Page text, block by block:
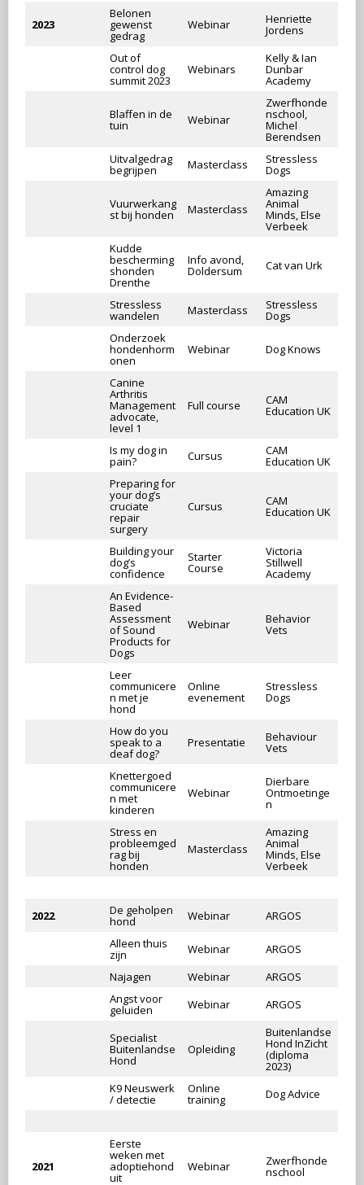
2023
Belonen
gewenst
gedrag
Webinar Henriette
Jordens
Out of
control dog
summit 2023
Webinars
Kelly & Ian
Dunbar
Academy
Blaffen in de
tuin Webinar
Zwerfhonde
nschool,
Michel
Berendsen
Uitvalgedrag
begrijpen Masterclass Stressless
Dogs
Vuurwerkang
st bij honden Masterclass
Amazing
Animal
Minds, Else
Verbeek
Kudde
bescherming
shonden
Drenthe
Info avond,
Doldersum Cat van Urk
Stressless
wandelen Masterclass Stressless
Dogs
Onderzoek
hondenhorm
onen
Webinar Dog Knows
Canine
Arthritis
Management
advocate,
level 1
Full course CAM
Education UK
Is my dog in
pain? Cursus CAM
Education UK
Preparing for
your dog’s
cruciate
repair
surgery
Cursus CAM
Education UK
Building your
dog’s
confidence
Starter
Course
Victoria
Stillwell
Academy
An Evidence-
Based
Assessment
of Sound
Products for
Dogs
Webinar Behavior
Vets
Leer
communicere
n met je
hond
Online
evenement
Stressless
Dogs
How do you
speak to a
deaf dog?
Presentatie Behaviour
Vets
Knettergoed
communicere
n met
kinderen
Webinar
Dierbare
Ontmoetinge
n
Stress en
probleemged
rag bij
honden
Masterclass
Amazing
Animal
Minds, Else
Verbeek
2022 De geholpen
hond Webinar
ARGOS
Alleen thuis
zijn Webinar
ARGOS
Najagen
Webinar
ARGOS
Angst voor
geluiden Webinar ARGOS
Specialist
Buitenlandse
Hond
Opleiding
Buitenlandse
Hond InZicht
(diploma
2023)
K9 Neuswerk
/ detectie
Online
training Dog Advice
2021
Eerste
weken met
adoptiehond
uit
Webinar Zwerfhonde
nschool